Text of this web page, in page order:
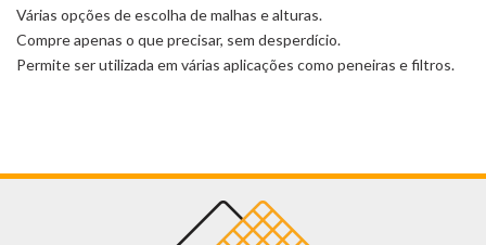
Várias opções de escolha de malhas e alturas.
Compre apenas o que precisar, sem desperdício.
Permite ser utilizada em várias aplicações como peneiras e filtros.